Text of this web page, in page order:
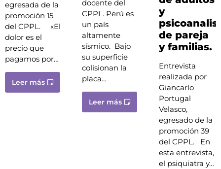
egresada de la
promoción 15
del CPPL. «El
dolor es el
precio que
pagamos por…
Leer más
docente del
CPPL. Perú es
un país
altamente
sísmico. Bajo
su superficie
colisionan la
placa…
Leer más
y
de pareja
y familias.
Entrevista
realizada por
Giancarlo
Portugal
Velasco,
egresado de la
promoción 39
del CPPL. En
esta entrevista,
el psiquiatra y…